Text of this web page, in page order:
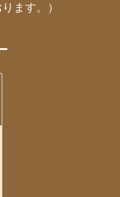
ます。）